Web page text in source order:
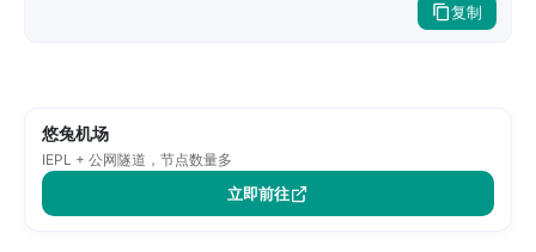
复制
悠兔机场
IEPL + 公网隧道，节点数量多
立即前往